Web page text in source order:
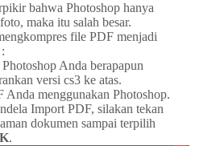
bahwa Photoshop hanya
maka itu salah besar.
file PDF menjadi
Anda berapapun
versi cs3 ke atas.
Anda menggunakan Photoshop.
Import PDF, silakan tekan
dokumen sampai terpilih
.